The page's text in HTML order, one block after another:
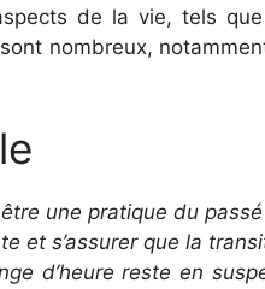
de la vie, tels
nombreux,
une pratique du
et s’assurer que la
d’heure reste en